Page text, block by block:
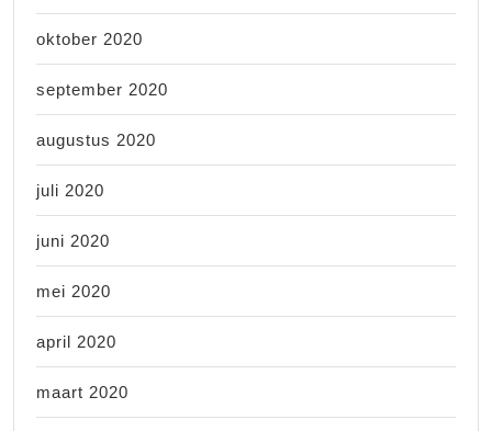
oktober 2020
september 2020
augustus 2020
juli 2020
juni 2020
mei 2020
april 2020
maart 2020